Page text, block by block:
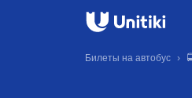
Билеты на автобус